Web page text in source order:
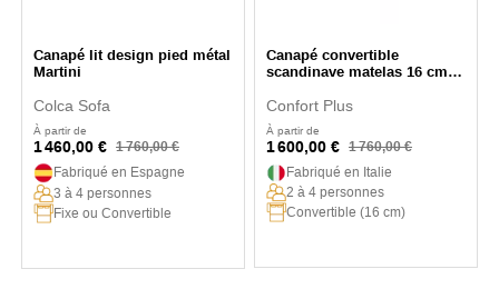
Canapé lit design pied métal
Martini
Colca Sofa
À partir de
1 460,00 € 1 760,00 €
Fabriqué en Espagne
3 à 4 personnes
Fixe ou Convertible
Canapé convertible
scandinave matelas 16 cm
Confort Plus
À partir de
1 600,00 € 1 760,00 €
Fabriqué en Italie
2 à 4 personnes
Convertible (16 cm)